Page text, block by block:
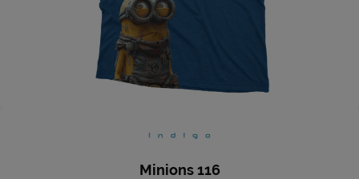
Ev Hediyeleri
Yeni İş Hediyeleri
Mutfak
Minions 116